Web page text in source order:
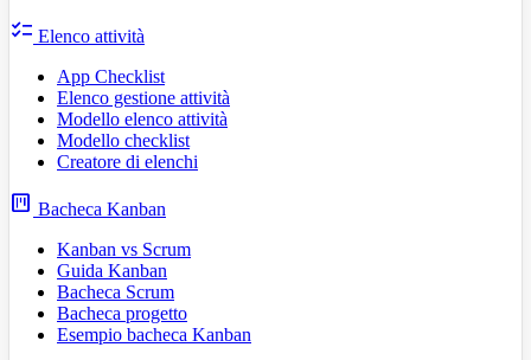
checklist Elenco attività
App Checklist
Elenco gestione attività
Modello elenco attività
Modello checklist
Creatore di elenchi
view_kanban Bacheca Kanban
Kanban vs Scrum
Guida Kanban
Bacheca Scrum
Bacheca progetto
Esempio bacheca Kanban